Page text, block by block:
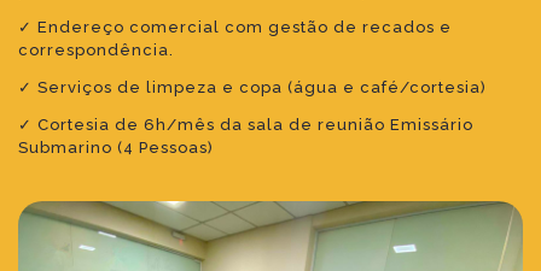
✓ Endereço comercial com gestão de recados e
correspondência.
✓ Serviços de limpeza e copa (água e café/cortesia)
✓ Cortesia de 6h/mês da sala de reunião Emissário
Submarino (4 Pessoas)